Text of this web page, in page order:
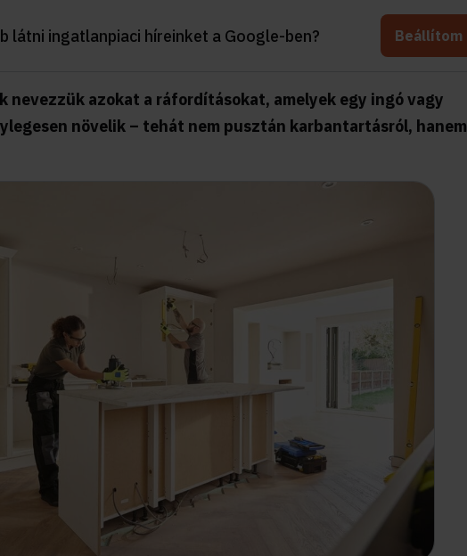
látni ingatlanpiaci híreinket a Google-ben? Beállítom
nevezzük azokat a ráfordításokat, amelyek egy ingó vagy
növelik – tehát nem pusztán karbantartásról, hanem